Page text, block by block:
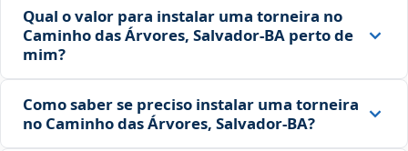
Qual o valor para instalar uma torneira no
Caminho das Árvores, Salvador‑BA perto de
mim?
Como saber se preciso instalar uma torneira
no Caminho das Árvores, Salvador‑BA?